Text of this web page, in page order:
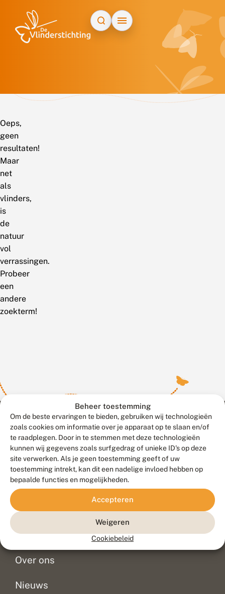
Beheer toestemming
Om de beste ervaringen te bieden, gebruiken wij technologieën
zoals cookies om informatie over je apparaat op te slaan en/of
te raadplegen. Door in te stemmen met deze technologieën
kunnen wij gegevens zoals surfgedrag of unieke ID's op deze
site verwerken. Als je geen toestemming geeft of uw
toestemming intrekt, kan dit een nadelige invloed hebben op
bepaalde functies en mogelijkheden.
Accepteren
Weigeren
Cookiebeleid
Oeps,
geen
resultaten!
Maar
net
als
vlinders,
is
de
natuur
vol
verrassingen.
Probeer
een
andere
zoekterm!
Contact
Veelgestelde vragen
Doneer
Over ons
Nieuws
Meld waarnemingen© 2026 Vlinderstichting
Duurzaam ontwikkeld door
Go2People
, ontworpen door
Blue Field Agency
Privacy
Disclaimer
Sitemap